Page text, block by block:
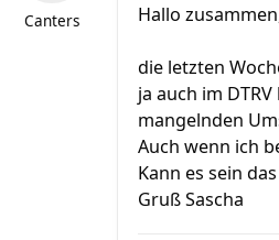
Canters Hallo
die letzten
ja auch im
mangelnden
Auch wenn ich
Kann es sein
Gruß Sascha